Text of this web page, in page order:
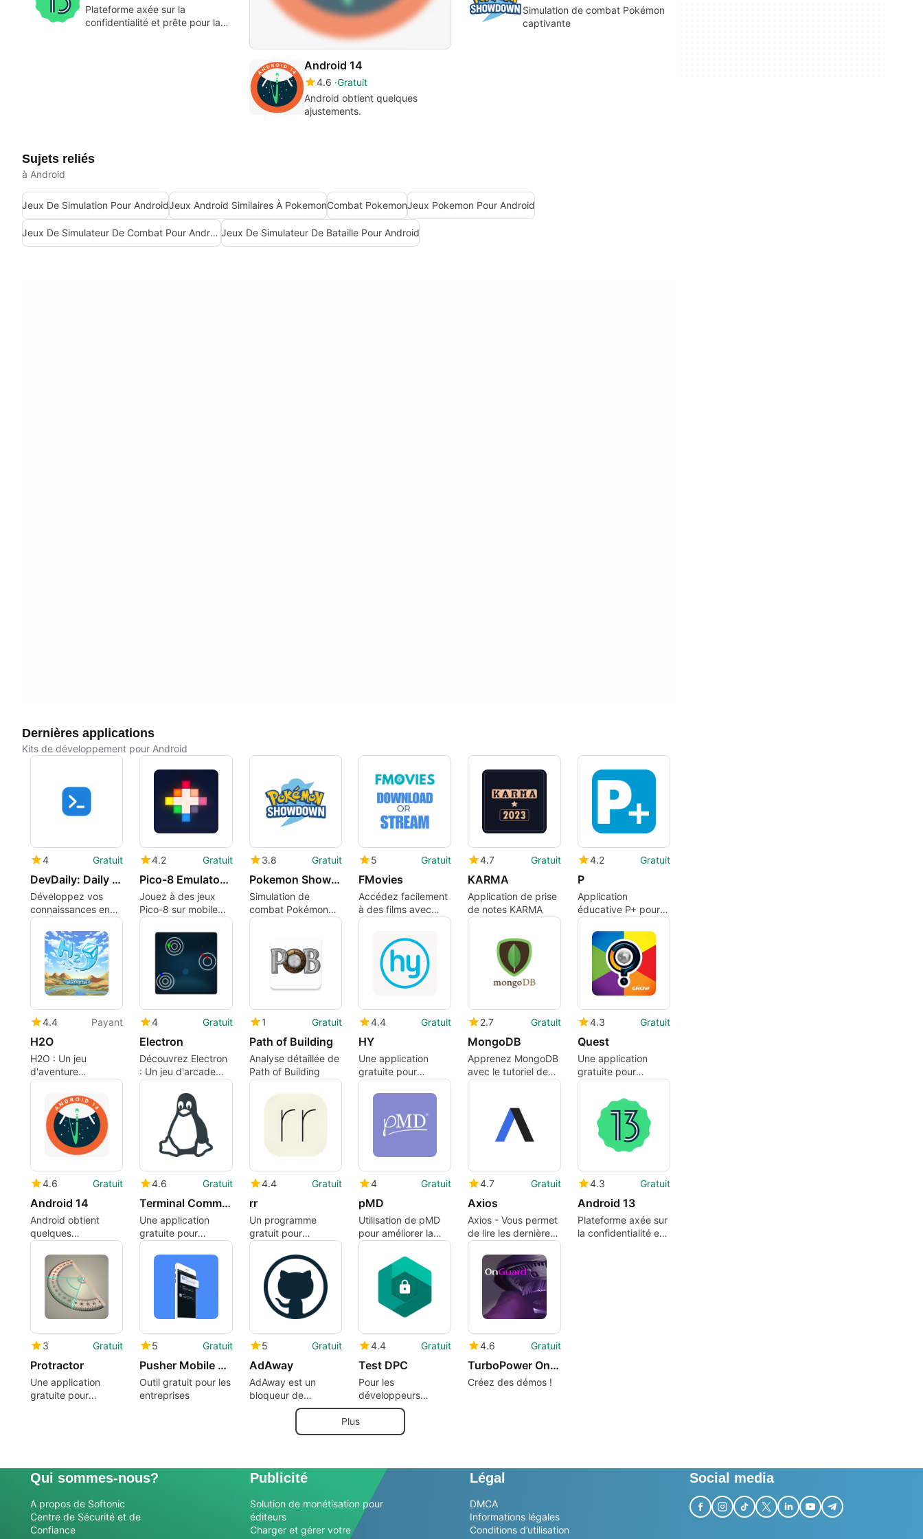
Plateforme axée sur la
confidentialité et prête pour la
Android 14
4.6 Gratuit
Android obtient quelques
ajustements.
Simulation de combat Pokémon
captivante
Sujets reliés
à Android
Jeux De Simulation Pour AndroidJeux Android Similaires À PokemonCombat PokemonJeux Pokemon Pour Android
Jeux De Simulateur De Combat Pour Android Jeux De Simulateur De Bataille Pour Android
Dernières applications
Kits de développement pour Android
4 Gratuit
DevDaily: Daily Code Snippets
Développez vos
connaissances en
codage
gratuitement
4.2 Gratuit
Pico-8 Emulator: Picpic
Jouez à des jeux
Pico-8 sur mobile
gratuitement
3.8 Gratuit
Pokemon Showdown
Simulation de
combat Pokémon
captivante
5 Gratuit
FMovies
Accédez facilement
à des films avec
FMovies
4.7 Gratuit
KARMA
Application de prise
de notes KARMA
4.2 Gratuit
P
Application
éducative P+ pour
Android
4.4 Payant
H2O
H2O : Un jeu
d'aventure
aquatique innovant
4 Gratuit
Electron
Découvrez Electron
: Un jeu d'arcade
captivant
1 Gratuit
Path of Building
Analyse détaillée de
Path of Building
4.4 Gratuit
HY
Une application
gratuite pour
Android, par
HealthiestYou.
2.7 Gratuit
MongoDB
Apprenez MongoDB
avec le tutoriel de
Super Dream.
4.3 Gratuit
Quest
Une application
gratuite pour
Android, par Grow.
4.6 Gratuit
Android 14
Android obtient
quelques
ajustements.
4.6 Gratuit
Terminal Commands
Une application
gratuite pour
Android, par
Hüseyin Serkan
Özaydin.
4.4 Gratuit
rr
Un programme
gratuit pour
Android, développé
par General
Adaptive Apps Pty
Ltd.
4 Gratuit
pMD
Utilisation de pMD
pour améliorer la
qualité et la sécurité
des soins aux
patients.
4.7 Gratuit
Axios
Axios - Vous permet
de lire les dernières
actualités hors ligne
4.3 Gratuit
Android 13
Plateforme axée sur
la confidentialité et
3 Gratuit
Protractor
Une application
gratuite pour
5 Gratuit
Pusher Mobile Push Notifications API
Outil gratuit pour les
entreprises
5 Gratuit
AdAway
AdAway est un
bloqueur de
publicité open
qui utilise le fichier
4.4 Gratuit
Test DPC
Pour les
développeurs
d'applications
4.6 Gratuit
TurboPower OnGuard
Créez des démos !
Plus
Qui sommes-nous?
A propos de Softonic
Centre de Sécurité et de
Confiance
Publicité
Solution de monétisation pour
éditeurs
Charger et gérer votre
Légal
DMCA
Informations légales
Conditions d’utilisation
Social media